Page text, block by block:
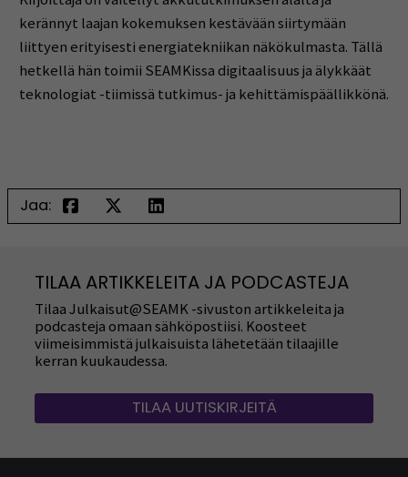
kerännyt laajan kokemuksen kestävään siirtymään
liittyen erityisesti energiatekniikan näkökulmasta. Tällä
hetkellä hän toimii SEAMKissa digitaalisuus ja älykkäät
teknologiat -tiimissä tutkimus- ja kehittämispäällikkönä.
Jaa:
TILAA ARTIKKELEITA JA PODCASTEJA
Tilaa Julkaisut@SEAMK -sivuston artikkeleita ja
podcasteja omaan sähköpostiisi. Koosteet
viimeisimmistä julkaisuista lähetetään tilaajille
kerran kuukaudessa.
TILAA UUTISKIRJEITÄ